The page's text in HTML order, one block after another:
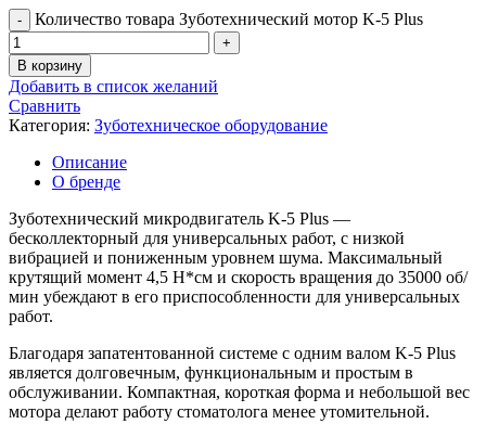
Количество товара Зуботехнический мотор K-5 Plus
В корзину
Добавить в список желаний
Сравнить
Категория: Зуботехническое оборудование
Описание
О бренде
Зуботехнический микродвигатель K-5 Plus —
бесколлекторный для универсальных работ, с низкой
вибрацией и пониженным уровнем шума. Максимальный
крутящий момент 4,5 Н*см и скорость вращения до 35000 об/
мин убеждают в его приспособленности для универсальных
работ.
Благодаря запатентованной системе с одним валом K-5 Plus
является долговечным, функциональным и простым в
обслуживании. Компактная, короткая форма и небольшой вес
мотора делают работу стоматолога менее утомительной.